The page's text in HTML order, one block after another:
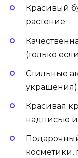
Красивый
растение
(только
Стильные
украшения)
Красивая
надписью